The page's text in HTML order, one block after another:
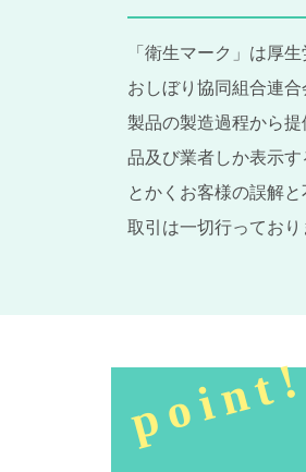
「衛生マーク」は厚
おしぼり協同組合連
製品の製造過程から
品及び業者しか表示
とかくお客様の誤解
取引は一切行っており